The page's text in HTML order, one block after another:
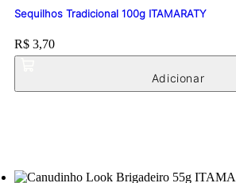
Sequilhos Tradicional 100g ITAMARATY
Price:
R$ 3,70